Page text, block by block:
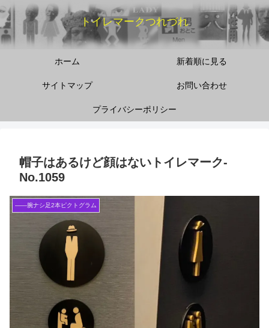
トイレマークつれづれ
ホーム 新着順に見る
サイトマップ お問い合わせ
プライバシーポリシー
帽子はあるけど顔はないトイレマーク‐
No.1059
――腕ナシ足2本ピクトグラム